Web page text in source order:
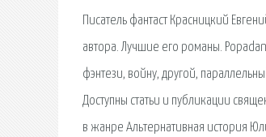
Писатель фантаст Красницкий
автора. Лучшие его романы.
фэнтези, войну, другой,
Доступны статьи и публикации
в жанре Альтернативная история